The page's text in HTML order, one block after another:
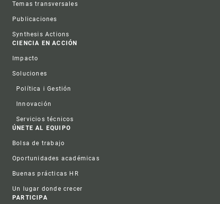
Temas transversales
Publicaciones
Synthesis Actions
CIENCIA EN ACCIÓN
Impacto
Soluciones
Política i Gestión
Innovación
Servicios técnicos
ÚNETE AL EQUIPO
Bolsa de trabajo
Oportunidades académicas
Buenas prácticas HR
Un lugar donde crecer
PARTICIPA